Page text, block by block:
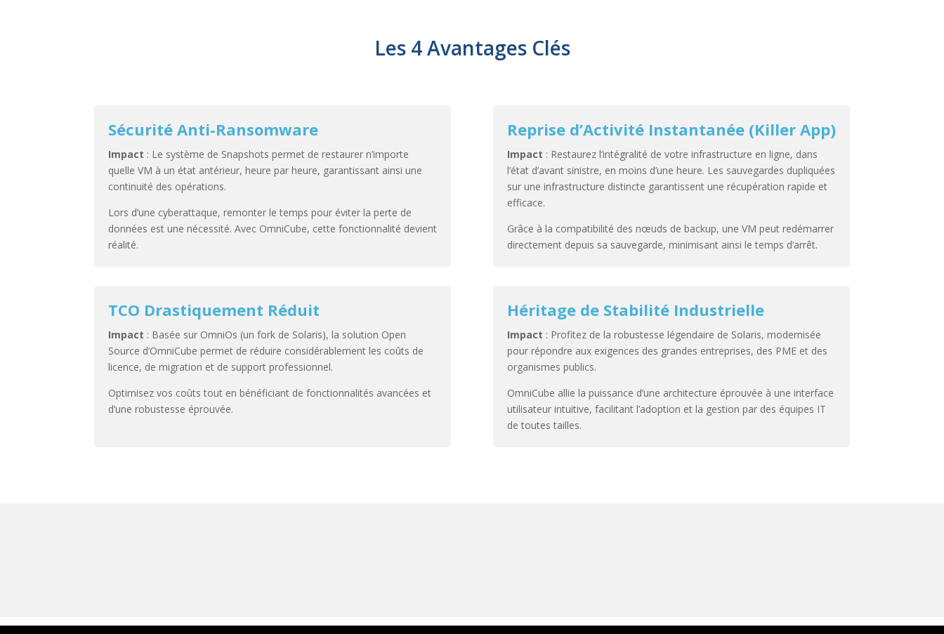
Les 4 Avantages Clés
Sécurité Anti-Ransomware
Impact : Le système de Snapshots permet de restaurer n’importe
quelle VM à un état antérieur, heure par heure, garantissant ainsi une
continuité des opérations.
Lors d’une cyberattaque, remonter le temps pour éviter la perte de
données est une nécessité. Avec OmniCube, cette fonctionnalité devient
réalité.
Reprise d’Activité Instantanée (Killer App)
Impact : Restaurez l’intégralité de votre infrastructure en ligne, dans
l’état d’avant sinistre, en moins d’une heure. Les sauvegardes dupliquées
sur une infrastructure distincte garantissent une récupération rapide et
efficace.
Grâce à la compatibilité des nœuds de backup, une VM peut redémarrer
directement depuis sa sauvegarde, minimisant ainsi le temps d’arrêt.
TCO Drastiquement Réduit
Impact : Basée sur OmniOs (un fork de Solaris), la solution Open
Source d’OmniCube permet de réduire considérablement les coûts de
licence, de migration et de support professionnel.
Optimisez vos coûts tout en bénéficiant de fonctionnalités avancées et
d’une robustesse éprouvée.
Héritage de Stabilité Industrielle
Impact : Profitez de la robustesse légendaire de Solaris, modernisée
pour répondre aux exigences des grandes entreprises, des PME et des
organismes publics.
OmniCube allie la puissance d’une architecture éprouvée à une interface
utilisateur intuitive, facilitant l’adoption et la gestion par des équipes IT
de toutes tailles.